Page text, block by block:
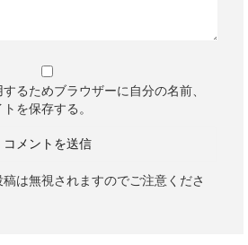
るためブラウザーに自分の名前、
を保存する。
は無視されますのでご注意くださ